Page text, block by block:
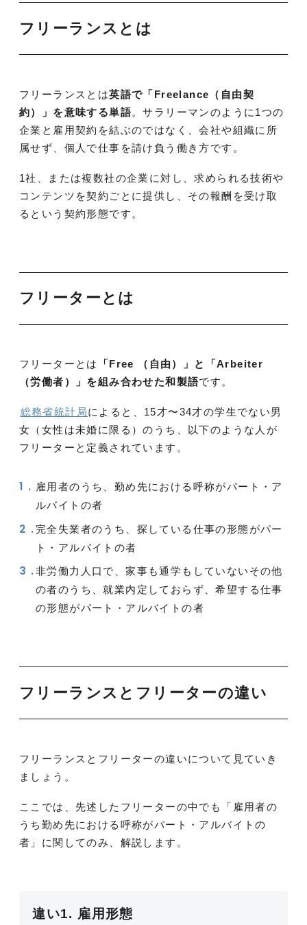
フリーランスとは
フリーランスとは英語で「Freelance（自由契
約）」を意味する単語。サラリーマンのように1つの
企業と雇用契約を結ぶのではなく、会社や組織に所
属せず、個人で仕事を請け負う働き方です。
1社、または複数社の企業に対し、求められる技術や
コンテンツを契約ごとに提供し、その報酬を受け取
るという契約形態です。
フリーターとは
フリーターとは
「Free （自由）」と「Arbeiter
（労働者）」を組み合わせた和製語です。
総務省統計局によると、15才〜34才の学生でない男
女（女性は未婚に限る）のうち、以下のような人が
フリーターと定義されています。
雇用者のうち、勤め先における呼称がパート・ア
ルバイトの者
完全失業者のうち、探している仕事の形態がパー
ト・アルバイトの者
非労働力人口で、家事も通学もしていないその他
の者のうち、就業内定しておらず、希望する仕事
の形態がパート・アルバイトの者
フリーランスとフリーターの違い
フリーランスとフリーターの違いについて見ていき
ましょう。
ここでは、先述したフリーターの中でも「雇用者の
うち勤め先における呼称がパート・アルバイトの
者」に関してのみ、解説します。
違い1. 雇用形態